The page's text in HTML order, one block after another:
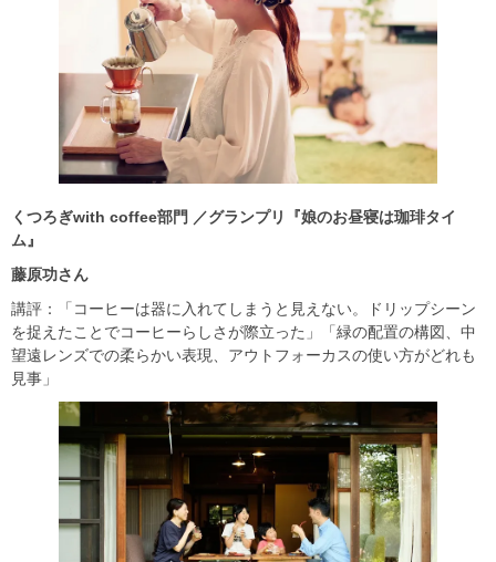
くつろぎwith coffee部門 ／グランプリ『娘のお昼寝は珈琲タイ
ム』
藤原功さん
講評：「コーヒーは器に入れてしまうと見えない。ドリップシーン
を捉えたことでコーヒーらしさが際立った」「緑の配置の構図、中
望遠レンズでの柔らかい表現、アウトフォーカスの使い方がどれも
見事」